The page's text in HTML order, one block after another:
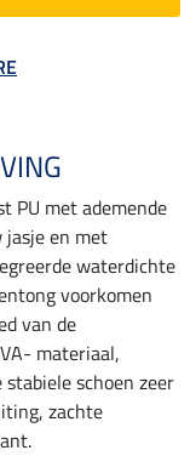
PU met ademende
jasje en met
waterdichte
voorkomen
van de
materiaal,
schoen zeer
zachte